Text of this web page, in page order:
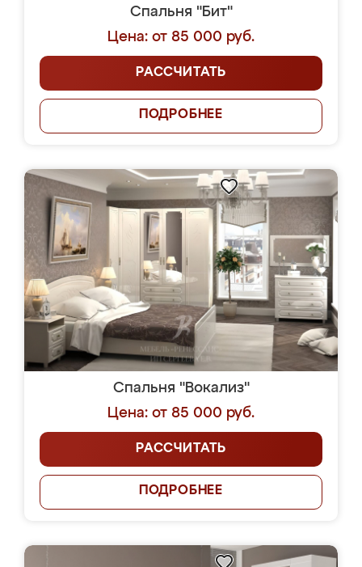
Спальня "Бит"
Цена: от 85 000 руб.
РАССЧИТАТЬ
ПОДРОБНЕЕ
Спальня "Вокализ"
Цена: от 85 000 руб.
РАССЧИТАТЬ
ПОДРОБНЕЕ